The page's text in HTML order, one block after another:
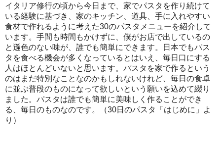
イタリア修行の頃から今日まで、家でパスタを作り続けて
いる経験に基づき、家のキッチン、道具、手に入れやすい
食材で作れるように考えた30のパスタメニューを紹介して
います。手間も時間もかけずに、僕がお店で出しているの
と遜色のない味が、誰でも簡単にできます。日本でもパス
タを食べる機会が多くなっているとはいえ、毎日口にする
人はほとんどいないと思います。パスタを家で作るという
のはまだ特別なことなのかもしれないけれど、毎日の食卓
に並ぶ普段のものになって欲しいという願いを込めて綴り
ました。パスタは誰でも簡単に美味しく作ることができ
る、毎日のものなのです。（30日のパスタ「はじめに」よ
り）